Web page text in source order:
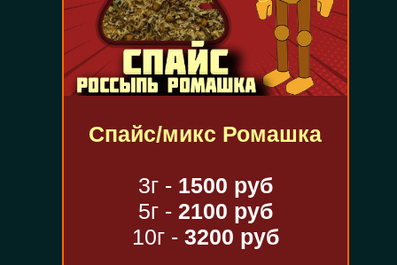
Спайс/микс Ромашка
3г - 1500 руб
5г - 2100 руб
10г - 3200 руб